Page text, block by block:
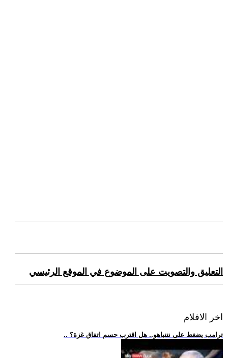
التعليق والتصويت على الموضوع في الموقع الرئيسي
اخر الافلام
.. ترامب يضغط على نتنياهو.. هل اقترب حسم اتفاق غزة؟